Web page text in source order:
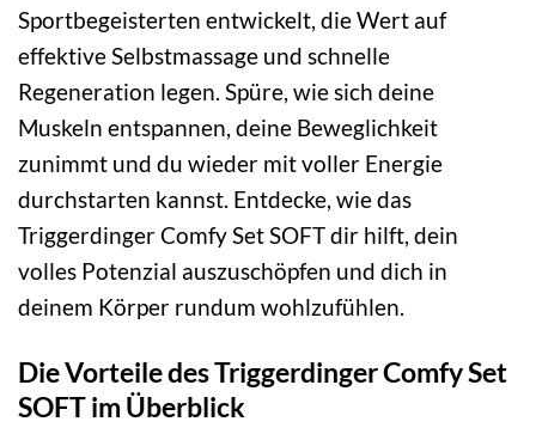
Sportbegeisterten entwickelt, die Wert auf
effektive Selbstmassage und schnelle
Regeneration legen. Spüre, wie sich deine
Muskeln entspannen, deine Beweglichkeit
zunimmt und du wieder mit voller Energie
durchstarten kannst. Entdecke, wie das
Triggerdinger Comfy Set SOFT dir hilft, dein
volles Potenzial auszuschöpfen und dich in
deinem Körper rundum wohlzufühlen.
Die Vorteile des Triggerdinger Comfy Set
SOFT im Überblick